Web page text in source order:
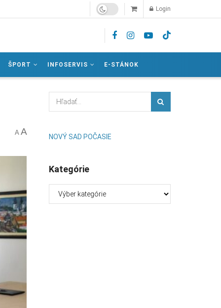
Login
ŠPORT INFOSERVIS E-STÁNOK
A A NOVÝ SAD POČASIE
Kategórie